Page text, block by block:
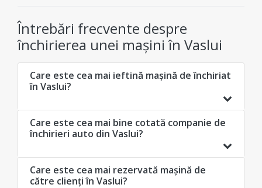
Întrebări frecvente despre
închirierea unei mașini în Vaslui
Care este cea mai ieftină mașină de închiriat
în Vaslui?
Care este cea mai bine cotată companie de
închirieri auto din Vaslui?
Care este cea mai rezervată mașină de
către clienți în Vaslui?